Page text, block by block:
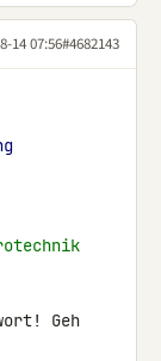
14 07:56#4682143
Geh